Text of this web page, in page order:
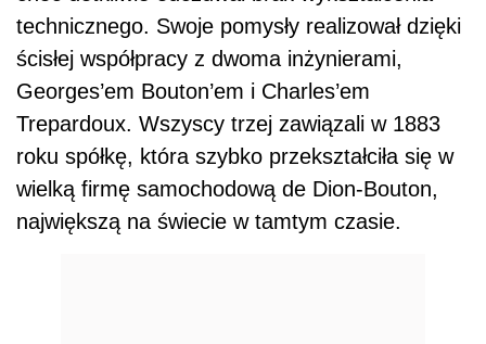
technicznego. Swoje pomysły realizował dzięki
ścisłej współpracy z dwoma inżynierami,
Georges’em Bouton’em i Charles’em
Trepardoux. Wszyscy trzej zawiązali w 1883
roku spółkę, która szybko przekształciła się w
wielką firmę samochodową de Dion-Bouton,
największą na świecie w tamtym czasie.